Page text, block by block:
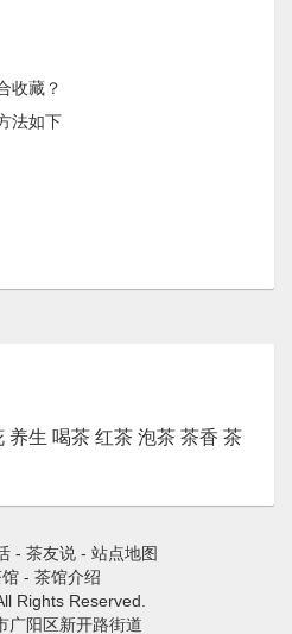
收藏？
法如下
养生 喝茶 红茶 泡茶 茶香 茶
- 茶友说- 站点地图
- 茶馆介绍
Rights Reserved.
广阳区新开路街道